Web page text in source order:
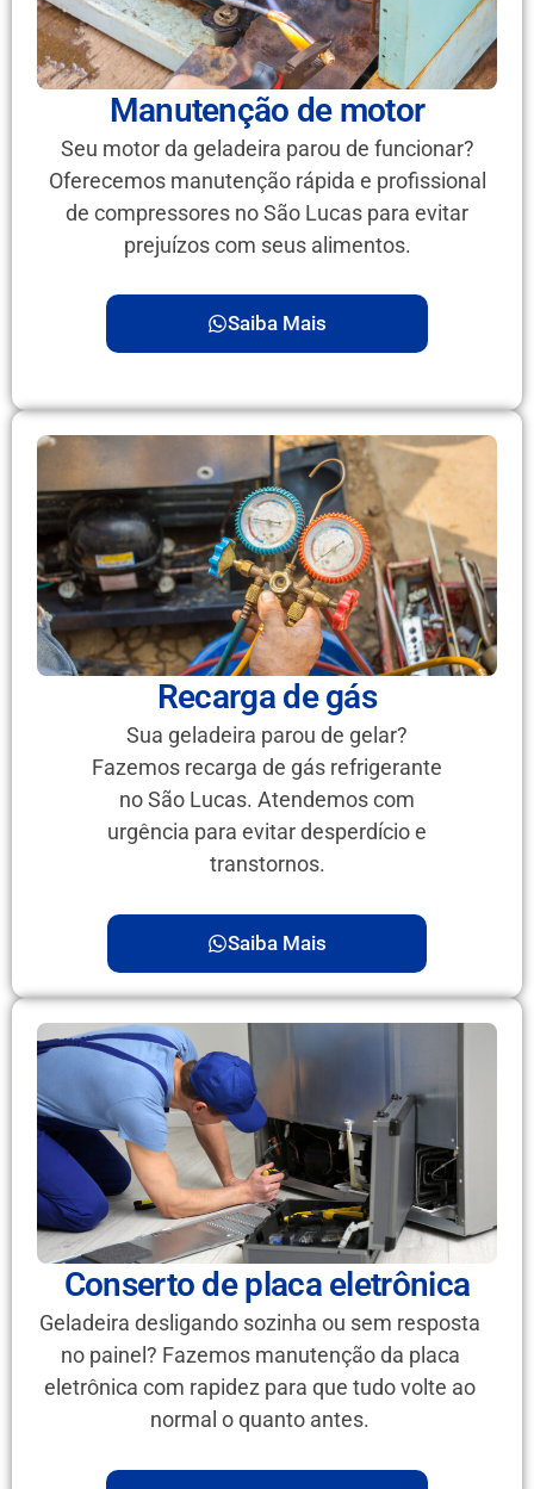
Manutenção de motor
Seu motor da geladeira parou de funcionar?
Oferecemos manutenção rápida e profissional
de compressores no São Lucas para evitar
prejuízos com seus alimentos.
Saiba Mais
Recarga de gás
Sua geladeira parou de gelar?
Fazemos recarga de gás refrigerante
no São Lucas. Atendemos com
urgência para evitar desperdício e
transtornos.
Saiba Mais
Conserto de placa eletrônica
Geladeira desligando sozinha ou sem resposta
no painel? Fazemos manutenção da placa
eletrônica com rapidez para que tudo volte ao
normal o quanto antes.